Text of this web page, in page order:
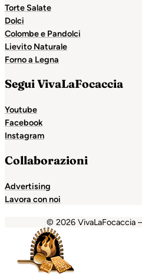
Torte Salate
Dolci
Colombe e Pandolci
Lievito Naturale
Forno a Legna
Segui VivaLaFocaccia
Youtube
Facebook
Instagram
Collaborazioni
Advertising
Lavora con noi
© 2026 VivaLaFocaccia
grandpashabet